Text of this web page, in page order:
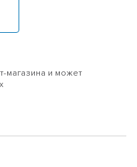
магазина и может